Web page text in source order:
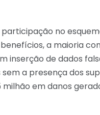
no
a maioria
inserção de dados
a presença dos
milhão em danos